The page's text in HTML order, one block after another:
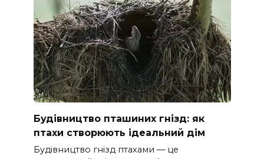
Будівництво пташиних гнізд: як
птахи створюють ідеальний дім
Будівництво гнізд птахами — це